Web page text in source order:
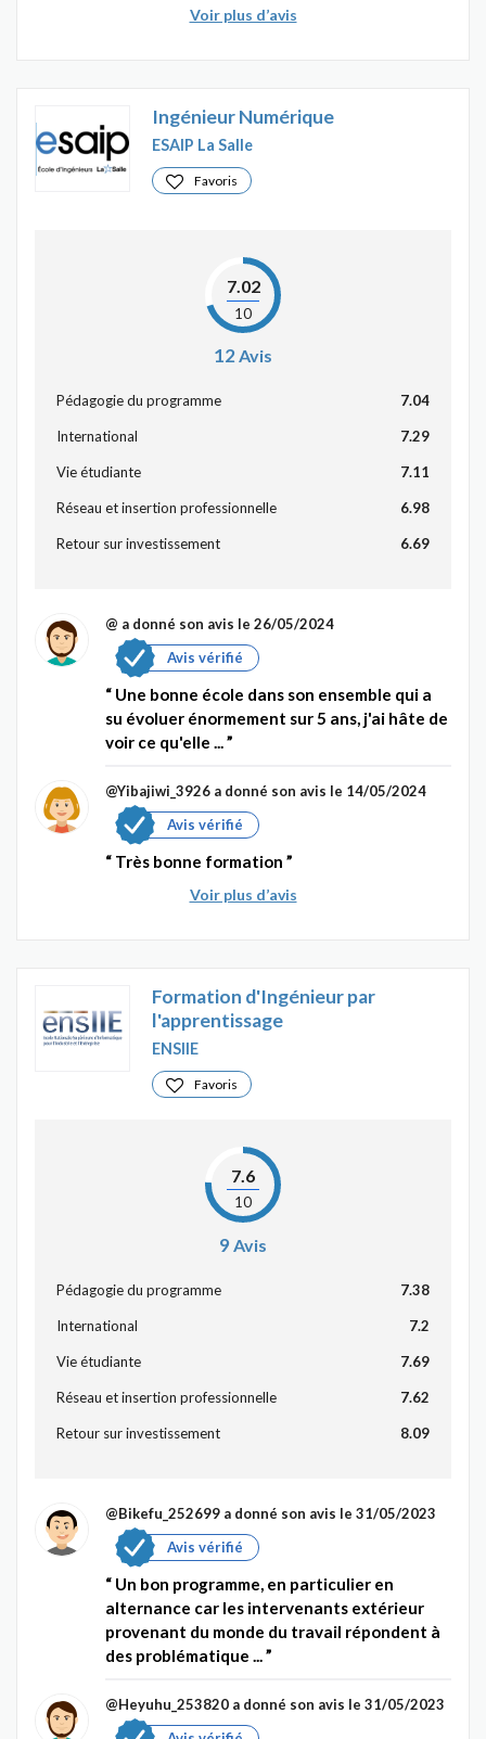
Voir plus d’avis
Ingénieur Numérique
ESAIP La Salle
Favoris
7.02
10
12Avis
Pédagogie du programme 7.04
International 7.29
Vie étudiante 7.11
Réseau et insertion professionnelle 6.98
Retour sur investissement 6.69
@ a donné son avis le 26/05/2024
Avis vérifié
Une bonne école dans son ensemble qui a
su évoluer énormement sur 5 ans, j'ai hâte de
voir ce qu'elle ...
@Yibajiwi_3926 a donné son avis le 14/05/2024
Avis vérifié
Très bonne formation
Voir plus d’avis
Formation d'Ingénieur par
l'apprentissage
ENSIIE
Favoris
7.6
10
9Avis
Pédagogie du programme 7.38
International 7.2
Vie étudiante 7.69
Réseau et insertion professionnelle 7.62
Retour sur investissement 8.09
@Bikefu_252699 a donné son avis le 31/05/2023
Avis vérifié
Un bon programme, en particulier en
alternance car les intervenants extérieur
provenant du monde du travail répondent à
des problématique ...
@Heyuhu_253820 a donné son avis le 31/05/2023